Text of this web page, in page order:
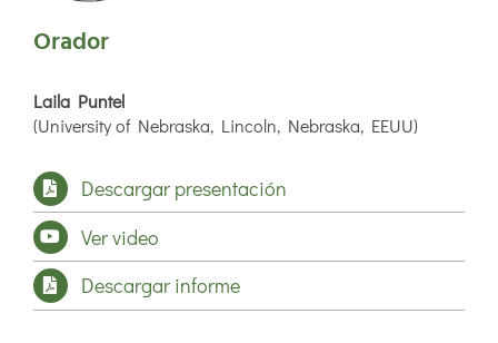
Orador
Laila Puntel
(University of Nebraska, Lincoln, Nebraska, EEUU)
Descargar presentación
Ver video
Descargar informe